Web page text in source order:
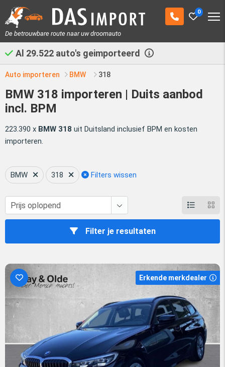
0
De betrouwbare route naar uw droomauto
Al 29.522 auto's geimporteerd
Auto importeren BMW 318
BMW 318 importeren | Duits aanbod
incl. BPM
223.390 x BMW 318 uit Duitsland inclusief BPM en kosten
importeren.
BMW 318 Filters wissen
Filter je resultaten
Erkende merkdealer